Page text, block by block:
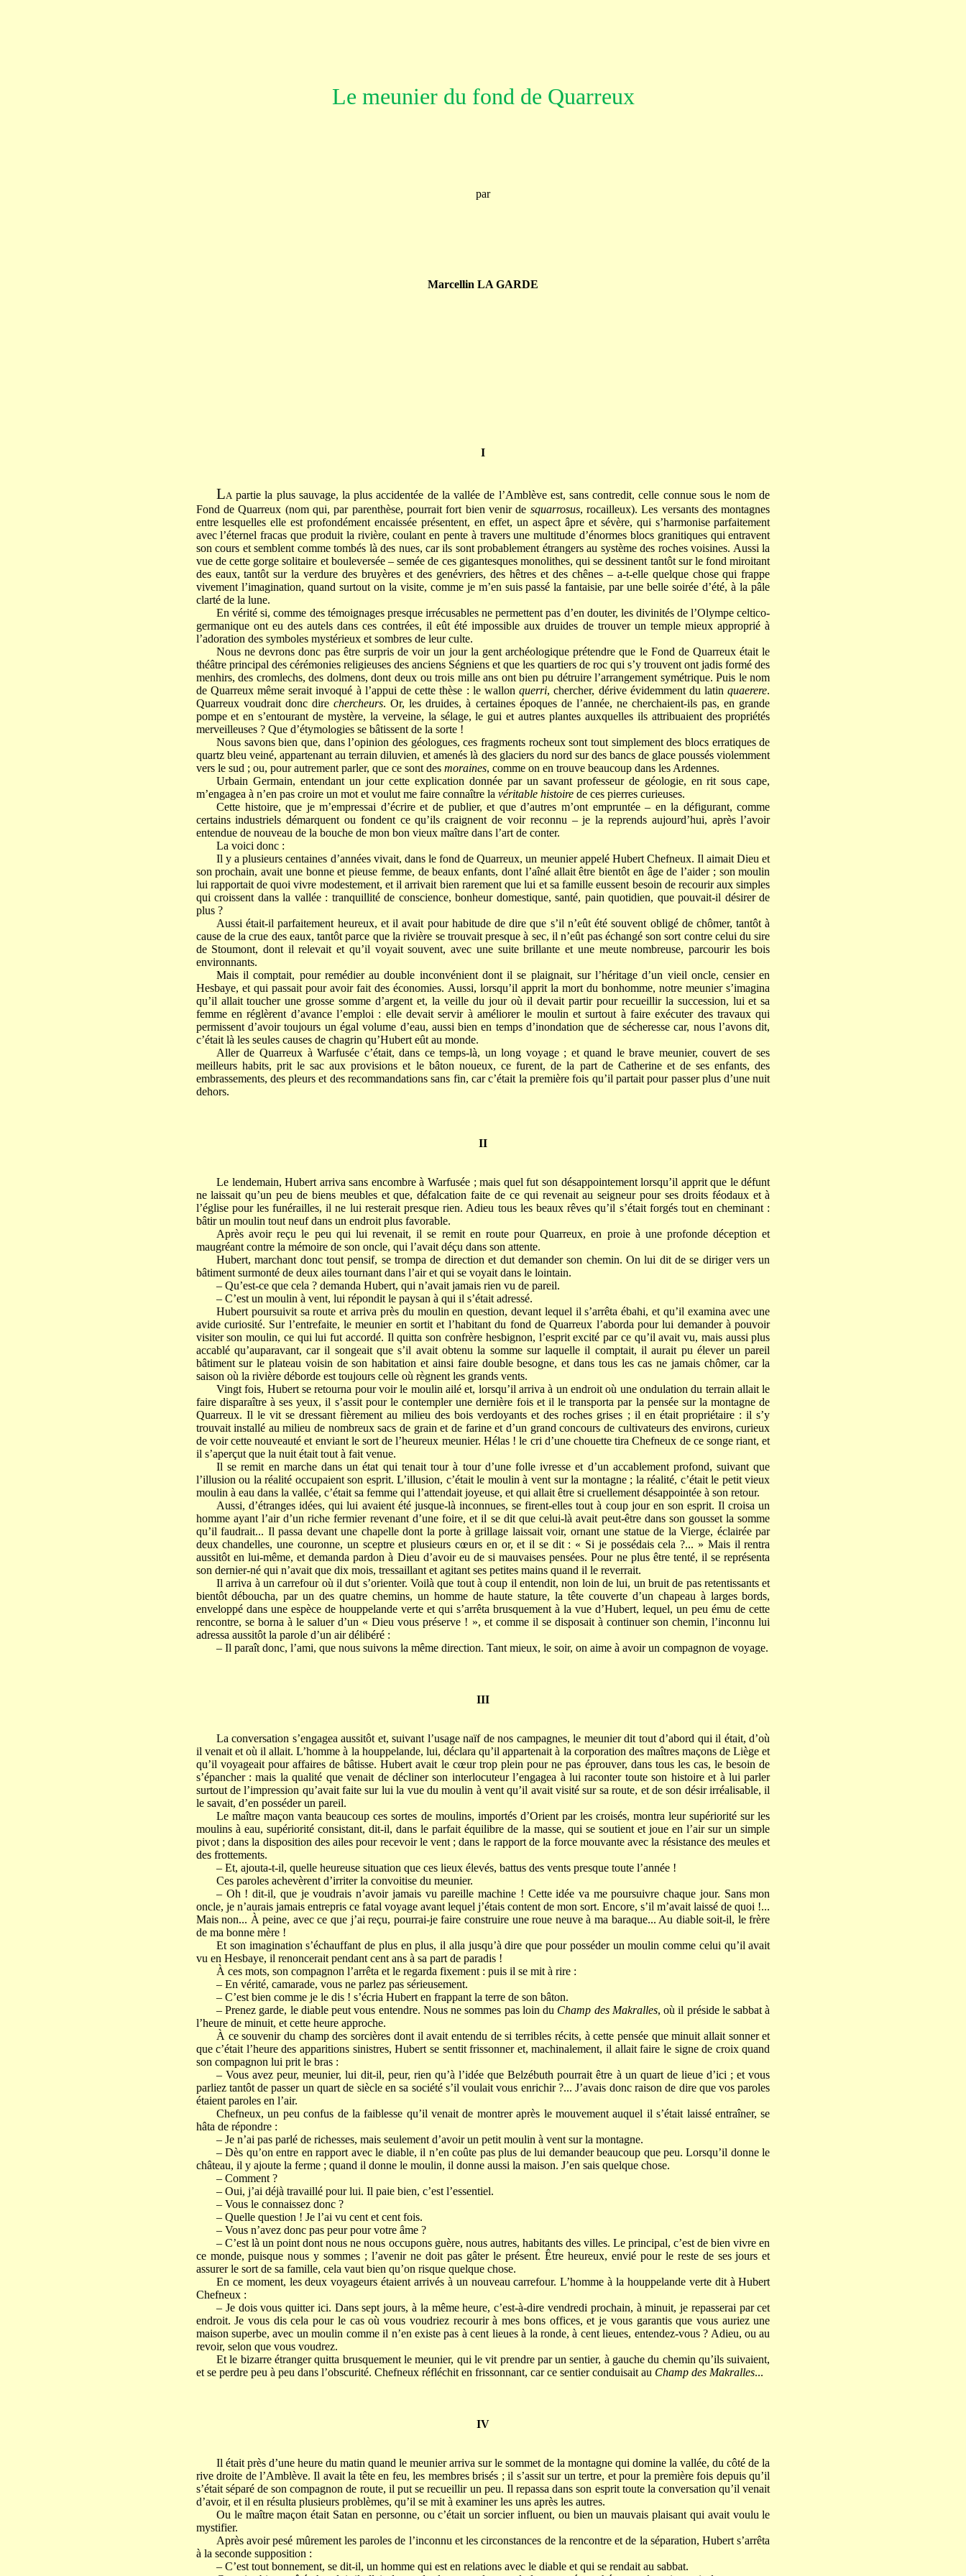
Le meunier du fond de Quarreux
par
Marcellin LA GARDE
I
LA partie la plus sauvage, la plus accidentée de la vallée de l’Amblève est, sans contredit, celle connue sous le nom de
Fond de Quarreux (nom qui, par parenthèse, pourrait fort bien venir de squarrosus, rocailleux). Les versants des montagnes
entre lesquelles elle est profondément encaissée présentent, en effet, un aspect âpre et sévère, qui s’harmonise parfaitement
avec l’éternel fracas que produit la rivière, coulant en pente à travers une multitude d’énormes blocs granitiques qui entravent
son cours et semblent comme tombés là des nues, car ils sont probablement étrangers au système des roches voisines. Aussi la
vue de cette gorge solitaire et bouleversée – semée de ces gigantesques monolithes, qui se dessinent tantôt sur le fond miroitant
des eaux, tantôt sur la verdure des bruyères et des genévriers, des hêtres et des chênes – a-t-elle quelque chose qui frappe
vivement l’imagination, quand surtout on la visite, comme je m’en suis passé la fantaisie, par une belle soirée d’été, à la pâle
clarté de la lune.
En vérité si, comme des témoignages presque irrécusables ne permettent pas d’en douter, les divinités de l’Olympe celtico-
germanique ont eu des autels dans ces contrées, il eût été impossible aux druides de trouver un temple mieux approprié à
l’adoration des symboles mystérieux et sombres de leur culte.
Nous ne devrons donc pas être surpris de voir un jour la gent archéologique prétendre que le Fond de Quarreux était le
théâtre principal des cérémonies religieuses des anciens Ségniens et que les quartiers de roc qui s’y trouvent ont jadis formé des
menhirs, des cromlechs, des dolmens, dont deux ou trois mille ans ont bien pu détruire l’arrangement symétrique. Puis le nom
de Quarreux même serait invoqué à l’appui de cette thèse : le wallonquerri, chercher, dérive évidemment du latinquaerere.
Quarreux voudrait donc direchercheurs. Or, les druides, à certaines époques de l’année, ne cherchaient-ils pas, en grande
pompe et en s’entourant de mystère, la verveine, la sélage, le gui et autres plantes auxquelles ils attribuaient des propriétés
merveilleuses ? Que d’étymologies se bâtissent de la sorte !
Nous savons bien que, dans l’opinion des géologues, ces fragments rocheux sont tout simplement des blocs erratiques de
quartz bleu veiné, appartenant au terrain diluvien, et amenés là des glaciers du nord sur des bancs de glace poussés violemment
vers le sud ; ou, pour autrement parler, que ce sont des moraines, comme on en trouve beaucoup dans les Ardennes.
Urbain Germain, entendant un jour cette explication donnée par un savant professeur de géologie, en rit sous cape,
m’engagea à n’en pas croire un mot et voulut me faire connaître la véritable histoirede ces pierres curieuses.
Cette histoire, que je m’empressai d’écrire et de publier, et que d’autres m’ont empruntée – en la défigurant, comme
certains industriels démarquent ou fondent ce qu’ils craignent de voir reconnu – je la reprends aujourd’hui, après l’avoir
entendue de nouveau de la bouche de mon bon vieux maître dans l’art de conter.
La voici donc :
Il y a plusieurs centaines d’années vivait, dans le fond de Quarreux, un meunier appelé Hubert Chefneux. Il aimait Dieu et
son prochain, avait une bonne et pieuse femme, de beaux enfants, dont l’aîné allait être bientôt en âge de l’aider ; son moulin
lui rapportait de quoi vivre modestement, et il arrivait bien rarement que lui et sa famille eussent besoin de recourir aux simples
qui croissent dans la vallée : tranquillité de conscience, bonheur domestique, santé, pain quotidien, que pouvait-il désirer de
plus ?
Aussi était-il parfaitement heureux, et il avait pour habitude de dire que s’il n’eût été souvent obligé de chômer, tantôt à
cause de la crue des eaux, tantôt parce que la rivière se trouvait presque à sec, il n’eût pas échangé son sort contre celui du sire
de Stoumont, dont il relevait et qu’il voyait souvent, avec une suite brillante et une meute nombreuse, parcourir les bois
environnants.
Mais il comptait, pour remédier au double inconvénient dont il se plaignait, sur l’héritage d’un vieil oncle, censier en
Hesbaye, et qui passait pour avoir fait des économies. Aussi, lorsqu’il apprit la mort du bonhomme, notre meunier s’imagina
qu’il allait toucher une grosse somme d’argent et, la veille du jour où il devait partir pour recueillir la succession, lui et sa
femme en réglèrent d’avance l’emploi : elle devait servir à améliorer le moulin et surtout à faire exécuter des travaux qui
permissent d’avoir toujours un égal volume d’eau, aussi bien en temps d’inondation que de sécheresse car, nous l’avons dit,
c’était là les seules causes de chagrin qu’Hubert eût au monde.
Aller de Quarreux à Warfusée c’était, dans ce temps-là, un long voyage ; et quand le brave meunier, couvert de ses
meilleurs habits, prit le sac aux provisions et le bâton noueux, ce furent, de la part de Catherine et de ses enfants, des
embrassements, des pleurs et des recommandations sans fin, car c’était la première fois qu’il partait pour passer plus d’une nuit
dehors.
II
Le lendemain, Hubert arriva sans encombre à Warfusée ; mais quel fut son désappointement lorsqu’il apprit que le défunt
ne laissait qu’un peu de biens meubles et que, défalcation faite de ce qui revenait au seigneur pour ses droits féodaux et à
l’église pour les funérailles, il ne lui resterait presque rien. Adieu tous les beaux rêves qu’il s’était forgés tout en cheminant :
bâtir un moulin tout neuf dans un endroit plus favorable.
Après avoir reçu le peu qui lui revenait, il se remit en route pour Quarreux, en proie à une profonde déception et
maugréant contre la mémoire de son oncle, qui l’avait déçu dans son attente.
Hubert, marchant donc tout pensif, se trompa de direction et dut demander son chemin. On lui dit de se diriger vers un
bâtiment surmonté de deux ailes tournant dans l’air et qui se voyait dans le lointain.
– Qu’est-ce que cela ? demanda Hubert, qui n’avait jamais rien vu de pareil.
– C’est un moulin à vent, lui répondit le paysan à qui il s’était adressé.
Hubert poursuivit sa route et arriva près du moulin en question, devant lequel il s’arrêta ébahi, et qu’il examina avec une
avide curiosité. Sur l’entrefaite, le meunier en sortit et l’habitant du fond de Quarreux l’aborda pour lui demander à pouvoir
visiter son moulin, ce qui lui fut accordé. Il quitta son confrère hesbignon, l’esprit excité par ce qu’il avait vu, mais aussi plus
accablé qu’auparavant, car il songeait que s’il avait obtenu la somme sur laquelle il comptait, il aurait pu élever un pareil
bâtiment sur le plateau voisin de son habitation et ainsi faire double besogne, et dans tous les cas ne jamais chômer, car la
saison où la rivière déborde est toujours celle où règnent les grands vents.
Vingt fois, Hubert se retourna pour voir le moulin ailé et, lorsqu’il arriva à un endroit où une ondulation du terrain allait le
faire disparaître à ses yeux, il s’assit pour le contempler une dernière fois et il le transporta par la pensée sur la montagne de
Quarreux. Il le vit se dressant fièrement au milieu des bois verdoyants et des roches grises ; il en était propriétaire : il s’y
trouvait installé au milieu de nombreux sacs de grain et de farine et d’un grand concours de cultivateurs des environs, curieux
de voir cette nouveauté et enviant le sort de l’heureux meunier. Hélas ! le cri d’une chouette tira Chefneux de ce songe riant, et
il s’aperçut que la nuit était tout à fait venue.
Il se remit en marche dans un état qui tenait tour à tour d’une folle ivresse et d’un accablement profond, suivant que
l’illusion ou la réalité occupaient son esprit. L’illusion, c’était le moulin à vent sur la montagne ; la réalité, c’était le petit vieux
moulin à eau dans la vallée, c’était sa femme qui l’attendait joyeuse, et qui allait être si cruellement désappointée à son retour.
Aussi, d’étranges idées, qui lui avaient été jusque-là inconnues, se firent-elles tout à coup jour en son esprit. Il croisa un
homme ayant l’air d’un riche fermier revenant d’une foire, et il se dit que celui-là avait peut-être dans son gousset la somme
qu’il faudrait... Il passa devant une chapelle dont la porte à grillage laissait voir, ornant une statue de la Vierge, éclairée par
deux chandelles, une couronne, un sceptre et plusieurs cœurs en or, et il se dit : « Si je possédais cela ?... » Mais il rentra
aussitôt en lui-même, et demanda pardon à Dieu d’avoir eu de si mauvaises pensées. Pour ne plus être tenté, il se représenta
son dernier-né qui n’avait que dix mois, tressaillant et agitant ses petites mains quand il le reverrait.
Il arriva à un carrefour où il dut s’orienter. Voilà que tout à coup il entendit, non loin de lui, un bruit de pas retentissants et
bientôt déboucha, par un des quatre chemins, un homme de haute stature, la tête couverte d’un chapeau à larges bords,
enveloppé dans une espèce de houppelande verte et qui s’arrêta brusquement à la vue d’Hubert, lequel, un peu ému de cette
rencontre, se borna à le saluer d’un « Dieu vous préserve ! », et comme il se disposait à continuer son chemin, l’inconnu lui
adressa aussitôt la parole d’un air délibéré :
– Il paraît donc, l’ami, que nous suivons la même direction. Tant mieux, le soir, on aime à avoir un compagnon de voyage.
III
La conversation s’engagea aussitôt et, suivant l’usage naïf de nos campagnes, le meunier dit tout d’abord qui il était, d’où
il venait et où il allait. L’homme à la houppelande, lui, déclara qu’il appartenait à la corporation des maîtres maçons de Liège et
qu’il voyageait pour affaires de bâtisse. Hubert avait le cœur trop plein pour ne pas éprouver, dans tous les cas, le besoin de
s’épancher : mais la qualité que venait de décliner son interlocuteur l’engagea à lui raconter toute son histoire et à lui parler
surtout de l’impression qu’avait faite sur lui la vue du moulin à vent qu’il avait visité sur sa route, et de son désir irréalisable, il
le savait, d’en posséder un pareil.
Le maître maçon vanta beaucoup ces sortes de moulins, importés d’Orient par les croisés, montra leur supériorité sur les
moulins à eau, supériorité consistant, dit-il, dans le parfait équilibre de la masse, qui se soutient et joue en l’air sur un simple
pivot ; dans la disposition des ailes pour recevoir le vent ; dans le rapport de la force mouvante avec la résistance des meules et
des frottements.
– Et, ajouta-t-il, quelle heureuse situation que ces lieux élevés, battus des vents presque toute l’année !
Ces paroles achevèrent d’irriter la convoitise du meunier.
– Oh ! dit-il, que je voudrais n’avoir jamais vu pareille machine ! Cette idée va me poursuivre chaque jour. Sans mon
oncle, je n’aurais jamais entrepris ce fatal voyage avant lequel j’étais content de mon sort. Encore, s’il m’avait laissé de quoi !...
Mais non... À peine, avec ce que j’ai reçu, pourrai-je faire construire une roue neuve à ma baraque... Au diable soit-il, le frère
de ma bonne mère !
Et son imagination s’échauffant de plus en plus, il alla jusqu’à dire que pour posséder un moulin comme celui qu’il avait
vu en Hesbaye, il renoncerait pendant cent ans à sa part de paradis !
À ces mots, son compagnon l’arrêta et le regarda fixement : puis il se mit à rire :
– En vérité, camarade, vous ne parlez pas sérieusement.
– C’est bien comme je le dis ! s’écria Hubert en frappant la terre de son bâton.
– Prenez garde, le diable peut vous entendre. Nous ne sommes pas loin du Champ des Makralles, où il préside le sabbat à
l’heure de minuit, et cette heure approche.
À ce souvenir du champ des sorcières dont il avait entendu de si terribles récits, à cette pensée que minuit allait sonner et
que c’était l’heure des apparitions sinistres, Hubert se sentit frissonner et, machinalement, il allait faire le signe de croix quand
son compagnon lui prit le bras :
– Vous avez peur, meunier, lui dit-il, peur, rien qu’à l’idée que Belzébuth pourrait être à un quart de lieue d’ici ; et vous
parliez tantôt de passer un quart de siècle en sa société s’il voulait vous enrichir ?... J’avais donc raison de dire que vos paroles
étaient paroles en l’air.
Chefneux, un peu confus de la faiblesse qu’il venait de montrer après le mouvement auquel il s’était laissé entraîner, se
hâta de répondre :
– Je n’ai pas parlé de richesses, mais seulement d’avoir un petit moulin à vent sur la montagne.
– Dès qu’on entre en rapport avec le diable, il n’en coûte pas plus de lui demander beaucoup que peu. Lorsqu’il donne le
château, il y ajoute la ferme ; quand il donne le moulin, il donne aussi la maison. J’en sais quelque chose.
– Comment ?
– Oui, j’ai déjà travaillé pour lui. Il paie bien, c’est l’essentiel.
– Vous le connaissez donc ?
– Quelle question ! Je l’ai vu cent et cent fois.
– Vous n’avez donc pas peur pour votre âme ?
– C’est là un point dont nous ne nous occupons guère, nous autres, habitants des villes. Le principal, c’est de bien vivre en
ce monde, puisque nous y sommes ; l’avenir ne doit pas gâter le présent. Être heureux, envié pour le reste de ses jours et
assurer le sort de sa famille, cela vaut bien qu’on risque quelque chose.
En ce moment, les deux voyageurs étaient arrivés à un nouveau carrefour. L’homme à la houppelande verte dit à Hubert
Chefneux :
– Je dois vous quitter ici. Dans sept jours, à la même heure, c’est-à-dire vendredi prochain, à minuit, je repasserai par cet
endroit. Je vous dis cela pour le cas où vous voudriez recourir à mes bons offices, et je vous garantis que vous auriez une
maison superbe, avec un moulin comme il n’en existe pas à cent lieues à la ronde, à cent lieues, entendez-vous ? Adieu, ou au
revoir, selon que vous voudrez.
Et le bizarre étranger quitta brusquement le meunier, qui le vit prendre par un sentier, à gauche du chemin qu’ils suivaient,
et se perdre peu à peu dans l’obscurité. Chefneux réfléchit en frissonnant, car ce sentier conduisait au Champ des Makralles...
IV
Il était près d’une heure du matin quand le meunier arriva sur le sommet de la montagne qui domine la vallée, du côté de la
rive droite de l’Amblève. Il avait la tête en feu, les membres brisés ; il s’assit sur un tertre, et pour la première fois depuis qu’il
s’était séparé de son compagnon de route, il put se recueillir un peu. Il repassa dans son esprit toute la conversation qu’il venait
d’avoir, et il en résulta plusieurs problèmes, qu’il se mit à examiner les uns après les autres.
Ou le maître maçon était Satan en personne, ou c’était un sorcier influent, ou bien un mauvais plaisant qui avait voulu le
mystifier.
Après avoir pesé mûrement les paroles de l’inconnu et les circonstances de la rencontre et de la séparation, Hubert s’arrêta
à la seconde supposition :
– C’est tout bonnement, se dit-il, un homme qui est en relations avec le diable et qui se rendait au sabbat.